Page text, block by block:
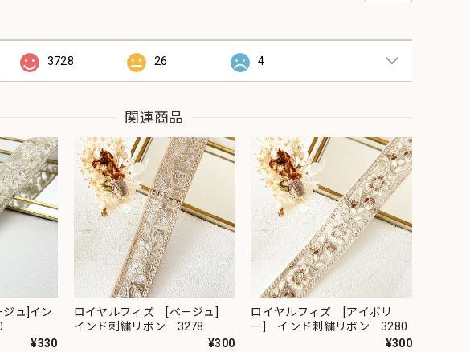
3728 26 4
関連商品
ュ]イン
¥330
ロイヤルフィズ [ベージュ]
インド刺繍リボン 3278
¥300
ロイヤルフィズ [アイボリ
ー] インド刺繍リボン 3280
¥300